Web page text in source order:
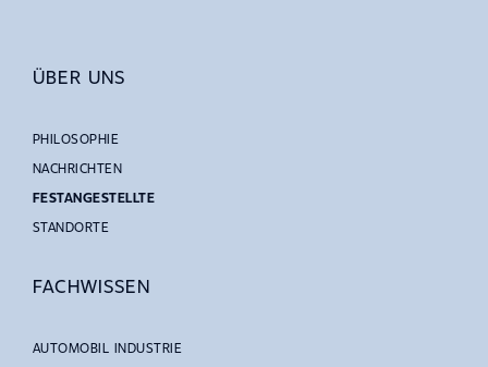
ÜBER UNS
PHILOSOPHIE
NACHRICHTEN
FESTANGESTELLTE
STANDORTE
FACHWISSEN
AUTOMOBIL INDUSTRIE